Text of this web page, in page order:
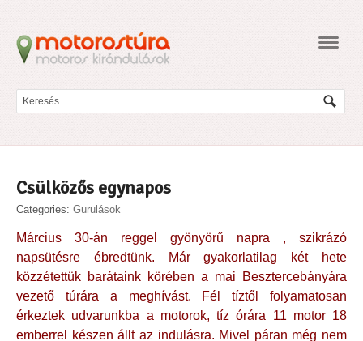
Csülközős egynapos
Categories: Gurulások
Március 30-án reggel gyönyörű napra , szikrázó
napsütésre ébredtünk. Már gyakorlatilag két hete
közzétettük barátaink körében a mai Besztercebányára
vezető túrára a meghívást. Fél tíztől folyamatosan
érkeztek udvarunkba a motorok, tíz órára 11 motor 18
emberrel készen állt az indulásra. Mivel páran még nem